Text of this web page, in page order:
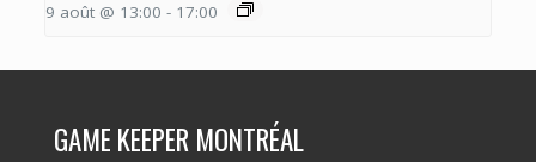
9 août @ 13:00 - 17:00
GAME KEEPER MONTRÉAL